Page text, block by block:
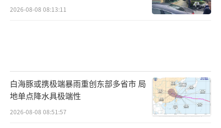
2026-08-08 08:13:11
白海豚或携极端暴雨重创东部多省市 局
地单点降水具极端性
2026-08-08 08:51:57